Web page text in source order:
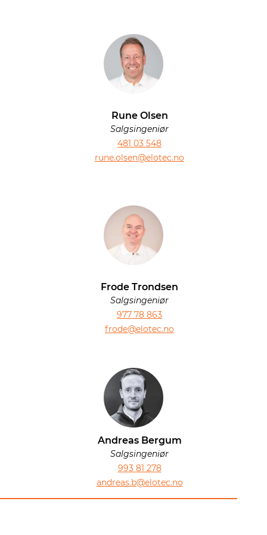
Rune Olsen
Salgsingeniør
481 03 548
rune.olsen@elotec.no
Frode Trondsen
Salgsingeniør
977 78 863
frode@elotec.no
Andreas Bergum
Salgsingeniør
993 81 278
andreas.b@elotec.no